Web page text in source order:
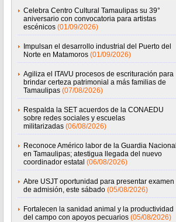
Celebra Centro Cultural Tamaulipas su 39°
aniversario con convocatoria para artistas
escénicos (01/09/2026)
Impulsan el desarrollo industrial del Puerto del
Norte en Matamoros (01/09/2026)
Agiliza el ITAVU procesos de escrituración para
brindar certeza patrimonial a más familias de
Tamaulipas (07/08/2026)
Respalda la SET acuerdos de la CONAEDU
sobre redes sociales y escuelas
militarizadas (06/08/2026)
Reconoce Américo labor de la Guardia Nacional
en Tamaulipas; atestigua llegada del nuevo
coordinador estatal (06/08/2026)
Abre USJT oportunidad para presentar examen
de admisión, este sábado (05/08/2026)
Fortalecen la sanidad animal y la productividad
del campo con apoyos pecuarios (05/08/2026)